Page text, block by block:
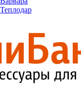
Теплодар